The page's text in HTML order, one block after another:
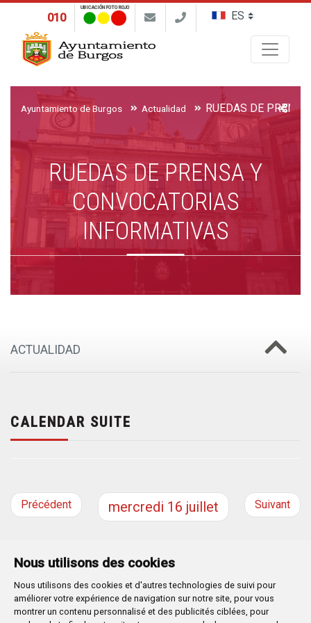
Nous utilisons des cookies
Nous utilisons des cookies et d'autres technologies de suivi pour
améliorer votre expérience de navigation sur notre site, pour vous
montrer un contenu personnalisé et des publicités ciblées, pour
010
UBICACIÓN FOTO ROJO
Ayuntamiento de Burgos Actualidad
RUEDAS DE PRENSA Y
CONVOCATORIAS
INFORMATIVAS
ACTUALIDAD
CALENDAR SUITE
Précédent mercredi 16 juillet Suivant
Plaza Mayor 1- 09071BURGOS
947 288 800 CIF: P-0906100-C